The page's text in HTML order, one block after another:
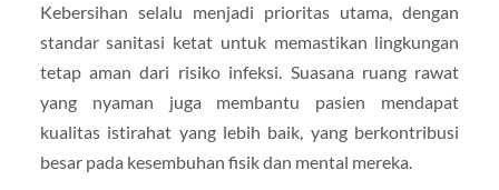
Kebersihan selalu menjadi prioritas utama, dengan
standar sanitasi ketat untuk memastikan lingkungan
tetap aman dari risiko infeksi. Suasana ruang rawat
yang nyaman juga membantu pasien mendapat
kualitas istirahat yang lebih baik, yang berkontribusi
besar pada kesembuhan fisik dan mental mereka.